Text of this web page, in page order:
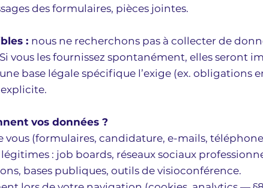
des formulaires, pièces jointes.
: nous ne recherchons pas à collecter de
vous les fournissez spontanément, elles seront
base légale spécifique l’exige (ex. obligations
vos données ?
vous (formulaires, candidature, e-mails,
: job boards, réseaux sociaux
bases publiques, outils de visioconférence.